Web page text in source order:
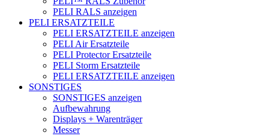
PELI RALS anzeigen
PELI ERSATZTEILE
PELI ERSATZTEILE anzeigen
PELI Air Ersatzteile
PELI Protector Ersatzteile
PELI Storm Ersatzteile
PELI ERSATZTEILE anzeigen
SONSTIGES
SONSTIGES anzeigen
Aufbewahrung
Displays + Warenträger
Messer